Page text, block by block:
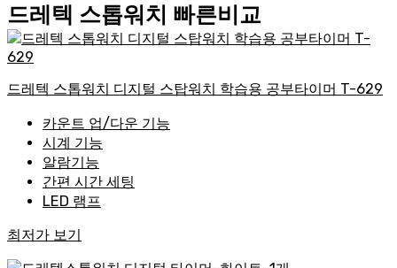
드레텍 스톱워치 빠른비교
드레텍 스톱워치 디지털 스탑워치 학습용 공부타이머 T-629
카운트 업/다운 기능
시계 기능
알람기능
간편 시간 세팅
LED 램프
최저가 보기